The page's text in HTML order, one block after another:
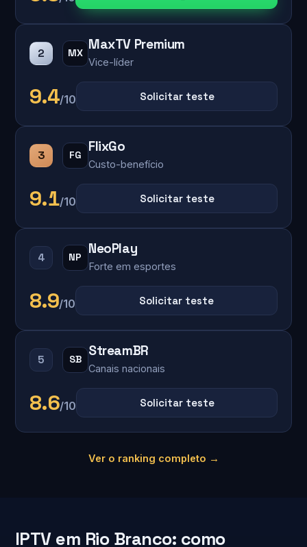
2 MX
MaxTV Premium
Vice-líder
9.4/10 Solicitar teste
3 FG
FlixGo
Custo-benefício
9.1/10 Solicitar teste
4 NP
NeoPlay
Forte em esportes
8.9/10 Solicitar teste
5 SB
StreamBR
Canais nacionais
8.6/10 Solicitar teste
Ver o ranking completo →
IPTV em Rio Branco: como